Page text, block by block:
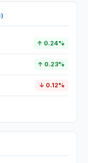
↑ 0.24%
↑ 0.23%
↓ 0.12%